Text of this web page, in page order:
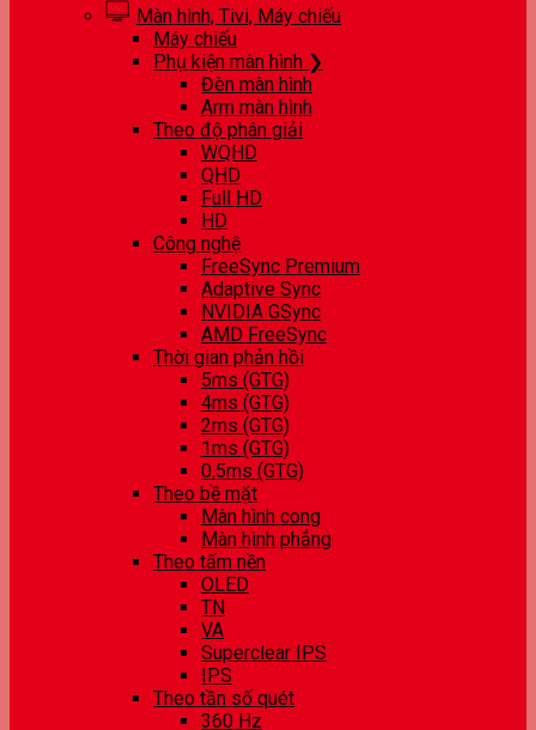
Màn hình, Tivi, Máy chiếu
Máy chiếu
Phụ kiện màn hình ❯
Đèn màn hình
Arm màn hình
Theo độ phân giải
WQHD
QHD
Full HD
HD
Công nghệ
FreeSync Premium
Adaptive Sync
NVIDIA GSync
AMD FreeSync
Thời gian phản hồi
5ms (GTG)
4ms (GTG)
2ms (GTG)
1ms (GTG)
0.5ms (GTG)
Theo bề mặt
Màn hình cong
Màn hình phẳng
Theo tấm nền
OLED
TN
VA
Superclear IPS
IPS
Theo tần số quét
360 Hz